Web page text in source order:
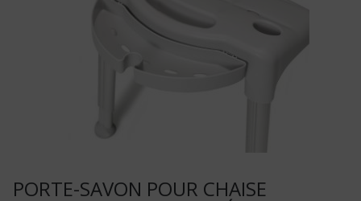
PORTE-SAVON POUR CHAISE